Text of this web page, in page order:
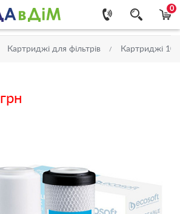
0
Картриджі для фільтрів Картриджі
грн